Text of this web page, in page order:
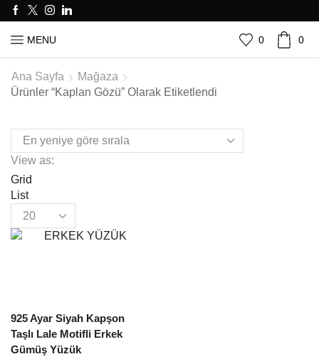
MENU 0 0
Ana Sayfa
Mağaza
Ürünler “kaplan Gözü” Olarak Etiketlendi
View as:
Grid
List
925 Ayar Siyah Kapşon
Taşlı Lale Motifli Erkek
Gümüş Yüzük